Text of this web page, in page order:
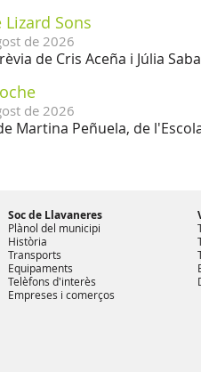
Sons
de 2026
de Cris Aceña i Júlia
de 2026
Martina Peñuela, de
Soc de Llavaneres
Plànol del municipi
Història
Transports
Equipaments
Telèfons d'interès
Empreses i comerços